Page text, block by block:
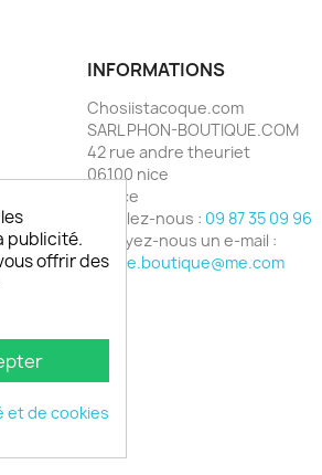
INFORMATIONS
Chosiistacoque.com
SARL PHON-BOUTIQUE.COM
42 rue andre theuriet
06100 nice
France
Appelez-nous : 09 87 35 09 96
Envoyez-nous un e-mail :
phone.boutique@me.com
publicité.
offrir des
et de cookies